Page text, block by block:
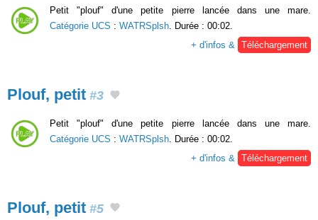
Petit "plouf" d'une petite pierre lancée dans une mare.
Catégorie UCS : WATRSplsh . Durée : 00:02.
+ d'infos &
Téléchargement
Plouf, petit #3
Petit "plouf" d'une petite pierre lancée dans une mare.
Catégorie UCS : WATRSplsh . Durée : 00:02.
+ d'infos &
Téléchargement
Plouf, petit #5